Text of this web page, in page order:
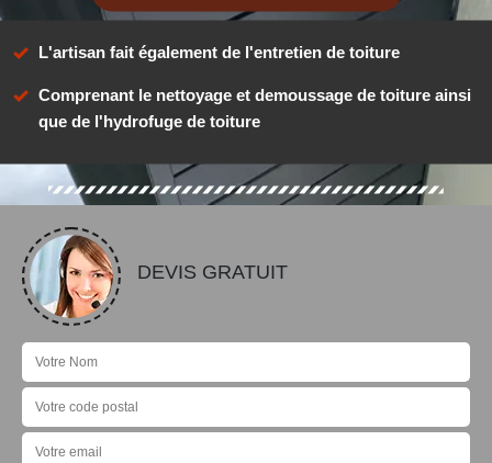
L'artisan fait également de l'entretien de toiture
Comprenant le nettoyage et demoussage de toiture ainsi
que de l'hydrofuge de toiture
DEVIS GRATUIT